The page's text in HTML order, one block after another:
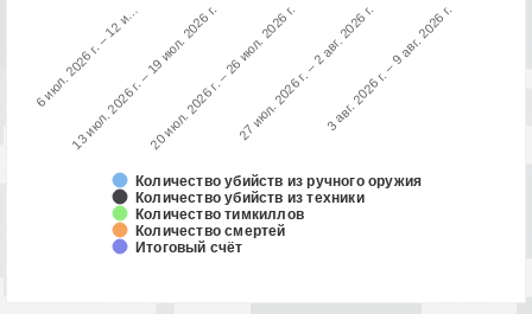
Количество убийств из ручного оружия
Количество убийств из техники
Количество тимкиллов
Количество смертей
Итоговый счёт
6 июл. 2026 г. – 12 и…
13 июл. 2026 г. – 19 июл. 2026 г.20 июл. 2026 г. – 26 июл. 2026 г.27 июл. 2026 г. – 2 авг. 2026 г.3 авг. 2026 г. – 9 авг. 2026 г.